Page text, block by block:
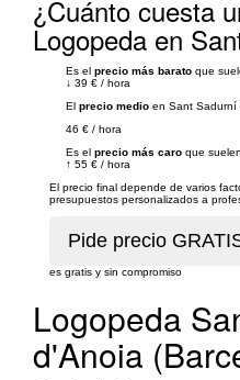
¿Cuánto cuesta
Logopeda en
Es el precio más barato que
↓ 39 € / hora
El precio medio en Sant Sadurní
46 € / hora
Es el precio más caro que
↑ 55 € / hora
El precio final depende de varios
presupuestos personalizados a
es gratis y sin compromiso
Logopeda
d'Anoia